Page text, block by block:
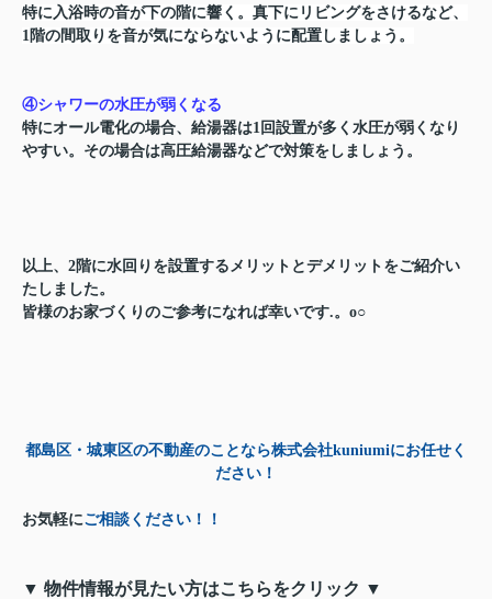
特に入浴時の音が下の階に響く。真下にリビングをさけるなど、
1階の間取りを音が気にならないように配置しましょう。
④シャワーの水圧が弱くなる
特にオール電化の場合、給湯器は1回設置が多く水圧が弱くなり
やすい。その場合は高圧給湯器などで対策をしましょう。
以上、2階に水回りを設置するメリットとデメリットをご紹介い
たしました。
皆様のお家づくりのご参考になれば幸いです.。o○
都島区・城東区の不動産のことなら株式会社kuniumiにお任せく
ださい！
お気軽にご相談ください！！
▼ 物件情報が見たい方はこちらをクリック ▼